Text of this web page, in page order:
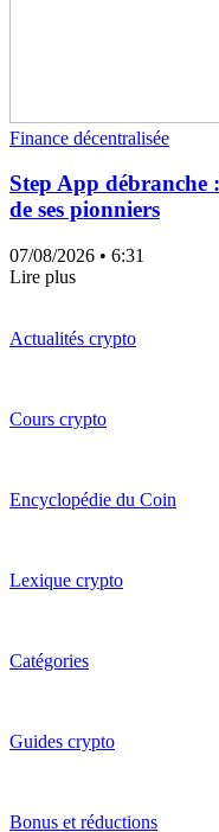
Finance décentralisée
Step App débranche
de ses pionniers
07/08/2026 • 6:31
Lire plus
Actualités crypto
Cours crypto
Encyclopédie du Coin
Lexique crypto
Catégories
Guides crypto
Bonus et réductions